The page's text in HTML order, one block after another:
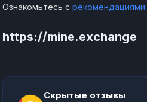
Ознакомьтесь с рекомендациями
https://mine.exchange
Скрытые отзывы